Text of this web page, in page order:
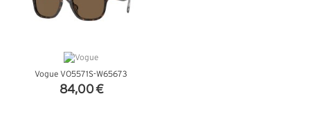
Vogue VO5571S-W65673
84,00 €